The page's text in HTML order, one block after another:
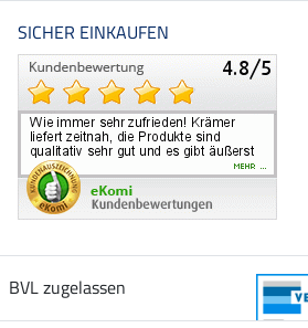
SICHER EINKAUFEN
BVL zugelassen